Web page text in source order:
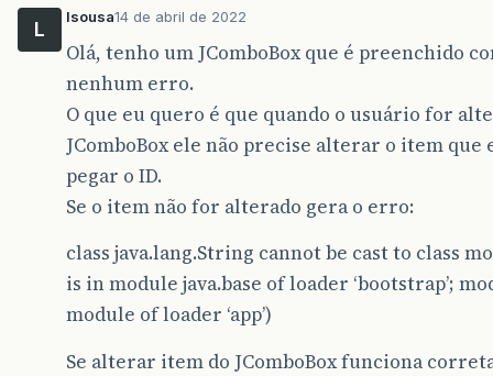
L
lsousa14 de abril de 2022
Olá, tenho um JComboBox que é preenchido
nenhum erro.
O que eu quero é que quando o usuário for
JComboBox ele não precise alterar o item que
pegar o ID.
Se o item não for alterado gera o erro:
class java.lang.String cannot be cast to class
is in module java.base of loader ‘bootstrap’;
module of loader ‘app’)
Se alterar item do JComboBox funciona